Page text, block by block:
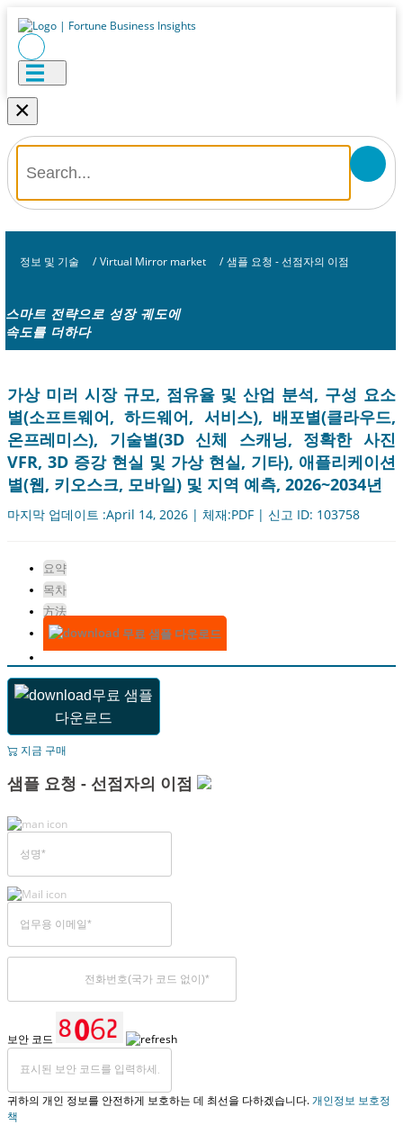
×
정보 및 기술 / Virtual Mirror market / 샘플 요청 - 선점자의 이점
스마트 전략으로 성장 궤도에
속도를 더하다
가상 미러 시장 규모, 점유율 및 산업 분석, 구성 요소
별(소프트웨어, 하드웨어, 서비스), 배포별(클라우드,
온프레미스), 기술별(3D 신체 스캐닝, 정확한 사진
VFR, 3D 증강 현실 및 가상 현실, 기타), 애플리케이션
별(웹, 키오스크, 모바일) 및 지역 예측, 2026~2034년
마지막 업데이트 :April 14, 2026 | 체재:PDF | 신고 ID: 103758
요약
목차
方法
무료 샘플 다운로드
무료 샘플
다운로드
지금 구매
샘플 요청 - 선점자의 이점
보안 코드
귀하의 개인 정보를 안전하게 보호하는 데 최선을 다하겠습니다.개인정보 보호정
책